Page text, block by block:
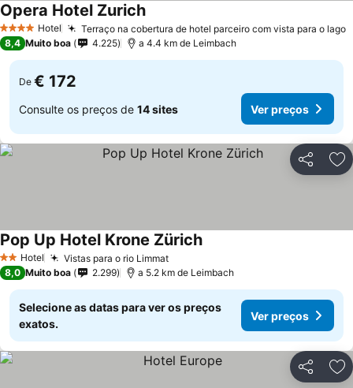
4 EstrelasHotel Terraço na cobertura de hotel parceiro com vista para o lago
Opera Hotel ZurichVer preços
8,4 Muito boa 4.225 a 4.4 km de Leimbach
De € 172
Consulte os preços de 14 sites Ver preços
Partilhar
2 Estrelas
Hotel Vistas para o rio LimmatVer preços
Pop Up Hotel Krone ZürichVer preços
8,0 Muito boa 2.299 a 5.2 km de Leimbach
Selecione as datas para ver os preços
exatos.
Ver preços
Partilhar